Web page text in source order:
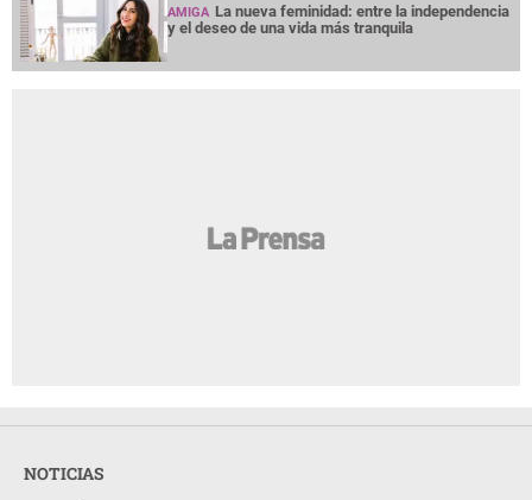
AMIGA La nueva feminidad: entre la independencia
y el deseo de una vida más tranquila
NOTICIAS